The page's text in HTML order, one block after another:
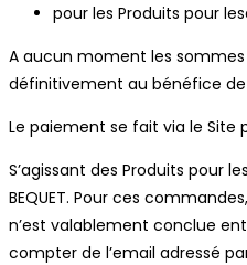
pour les Produits pour
A aucun moment les
définitivement au bénéfice de
Le paiement se fait via le Site
S’agissant des Produits pour
BEQUET. Pour ces
n’est valablement conclue
compter de l’email adressé